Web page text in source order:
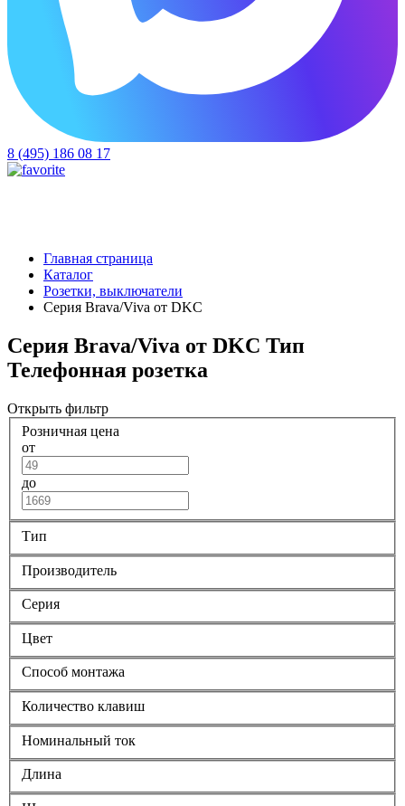
8 (495) 186 08 17
Главная страница
Каталог
Розетки, выключатели
Серия Brava/Viva от DKC
Серия Brava/Viva от DKC Тип
Телефонная розетка
Открыть фильтр
Розничная цена
от
до
Тип
Производитель
Серия
Цвет
Способ монтажа
Количество клавиш
Номинальный ток
Длина